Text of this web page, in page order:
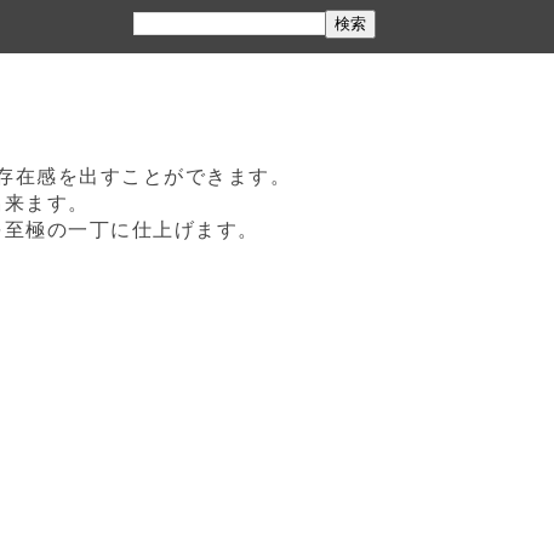
感を出すことができます。
ます。
極の一丁に仕上げます。